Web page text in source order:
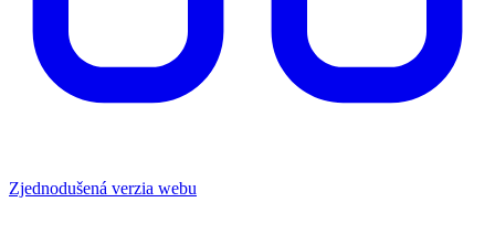
Zjednodušená verzia webu